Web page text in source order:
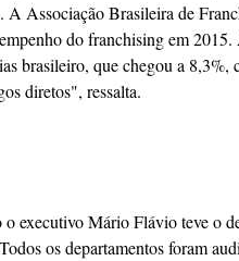
A Associação Brasileira de
do franchising em
brasileiro, que chegou a
diretos", ressalta.
executivo Mário Flávio teve o
os departamentos foram